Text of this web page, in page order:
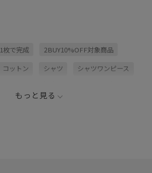
1枚で完成 2BUY10%OFF対象商品
コットン シャツ シャツワンピース
もっと見る